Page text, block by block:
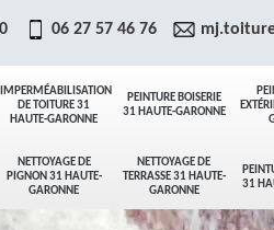
IMPERMÉABILISATION
DE TOITURE 31
HAUTE-GARONNE
PEINTURE BOISERIE
31 HAUTE-GARONNE
NETTOYAGE DE
PIGNON 31 HAUTE-
GARONNE
NETTOYAGE DE
TERRASSE 31 HAUTE-
GARONNE
31
06 27 57 46 76